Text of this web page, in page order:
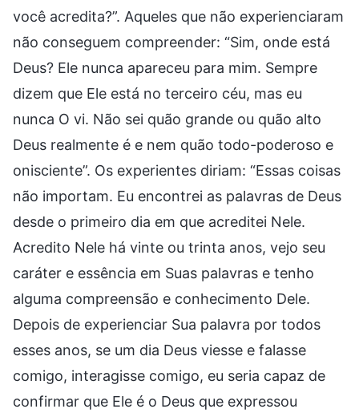
você acredita?”. Aqueles que não experienciaram
não conseguem compreender: “Sim, onde está
Deus? Ele nunca apareceu para mim. Sempre
dizem que Ele está no terceiro céu, mas eu
nunca O vi. Não sei quão grande ou quão alto
Deus realmente é e nem quão todo-poderoso e
onisciente”. Os experientes diriam: “Essas coisas
não importam. Eu encontrei as palavras de Deus
desde o primeiro dia em que acreditei Nele.
Acredito Nele há vinte ou trinta anos, vejo seu
caráter e essência em Suas palavras e tenho
alguma compreensão e conhecimento Dele.
Depois de experienciar Sua palavra por todos
esses anos, se um dia Deus viesse e falasse
comigo, interagisse comigo, eu seria capaz de
confirmar que Ele é o Deus que expressou